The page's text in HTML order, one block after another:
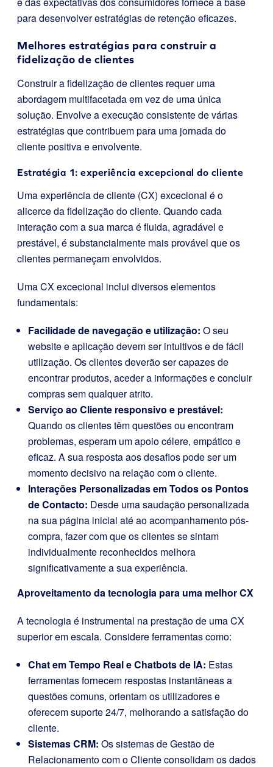
para desenvolver estratégias de retenção eficazes.
Melhores estratégias para construir a
fidelização de clientes
Construir a fidelização de clientes requer uma
abordagem multifacetada em vez de uma única
solução. Envolve a execução consistente de várias
estratégias que contribuem para uma jornada do
cliente positiva e envolvente.
Estratégia 1: experiência excepcional do cliente
Uma experiência de cliente (CX) excecional é o
alicerce da fidelização do cliente. Quando cada
interação com a sua marca é fluida, agradável e
prestável, é substancialmente mais provável que os
clientes permaneçam envolvidos.
Uma CX excecional inclui diversos elementos
fundamentais:
Facilidade de navegação e utilização: O seu
website e aplicação devem ser intuitivos e de fácil
utilização. Os clientes deverão ser capazes de
encontrar produtos, aceder a informações e concluir
compras sem qualquer atrito.
Serviço ao Cliente responsivo e prestável:
Quando os clientes têm questões ou encontram
problemas, esperam um apoio célere, empático e
eficaz. A sua resposta aos desafios pode ser um
momento decisivo na relação com o cliente.
Interações Personalizadas em Todos os Pontos
de Contacto: Desde uma saudação personalizada
na sua página inicial até ao acompanhamento pós-
compra, fazer com que os clientes se sintam
individualmente reconhecidos melhora
significativamente a sua experiência.
Aproveitamento da tecnologia para uma melhor CX
A tecnologia é instrumental na prestação de uma CX
superior em escala. Considere ferramentas como:
Chat em Tempo Real e Chatbots de IA: Estas
ferramentas fornecem respostas instantâneas a
questões comuns, orientam os utilizadores e
oferecem suporte 24/7, melhorando a satisfação do
cliente.
Sistemas CRM: Os sistemas de Gestão de
Relacionamento com o Cliente consolidam os dados